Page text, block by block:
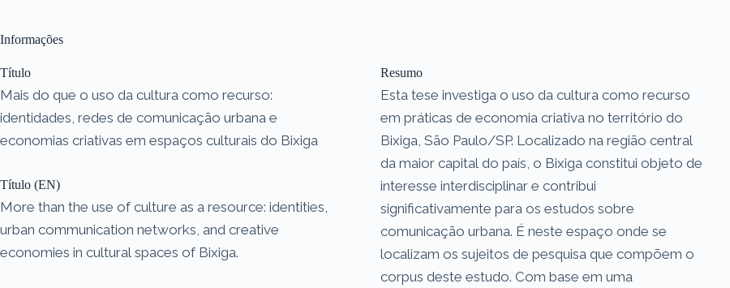
Informações
Título
Mais do que o uso da cultura como recurso:
identidades, redes de comunicação urbana e
economias criativas em espaços culturais do Bixiga
Título (EN)
More than the use of culture as a resource: identities,
urban communication networks, and creative
economies in cultural spaces of Bixiga.
Resumo
Esta tese investiga o uso da cultura como recurso
em práticas de economia criativa no território do
Bixiga, São Paulo/SP. Localizado na região central
da maior capital do país, o Bixiga constitui objeto de
interesse interdisciplinar e contribui
significativamente para os estudos sobre
comunicação urbana. É neste espaço onde se
localizam os sujeitos de pesquisa que compõem o
corpus deste estudo. Com base em uma